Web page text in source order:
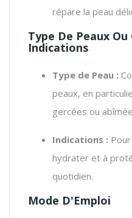
répare la peau
Type De Peaux Ou
Indications
Type de Peau :
peaux, en
gercées ou
Indications :
hydrater et à
quotidien.
Mode D'Emploi